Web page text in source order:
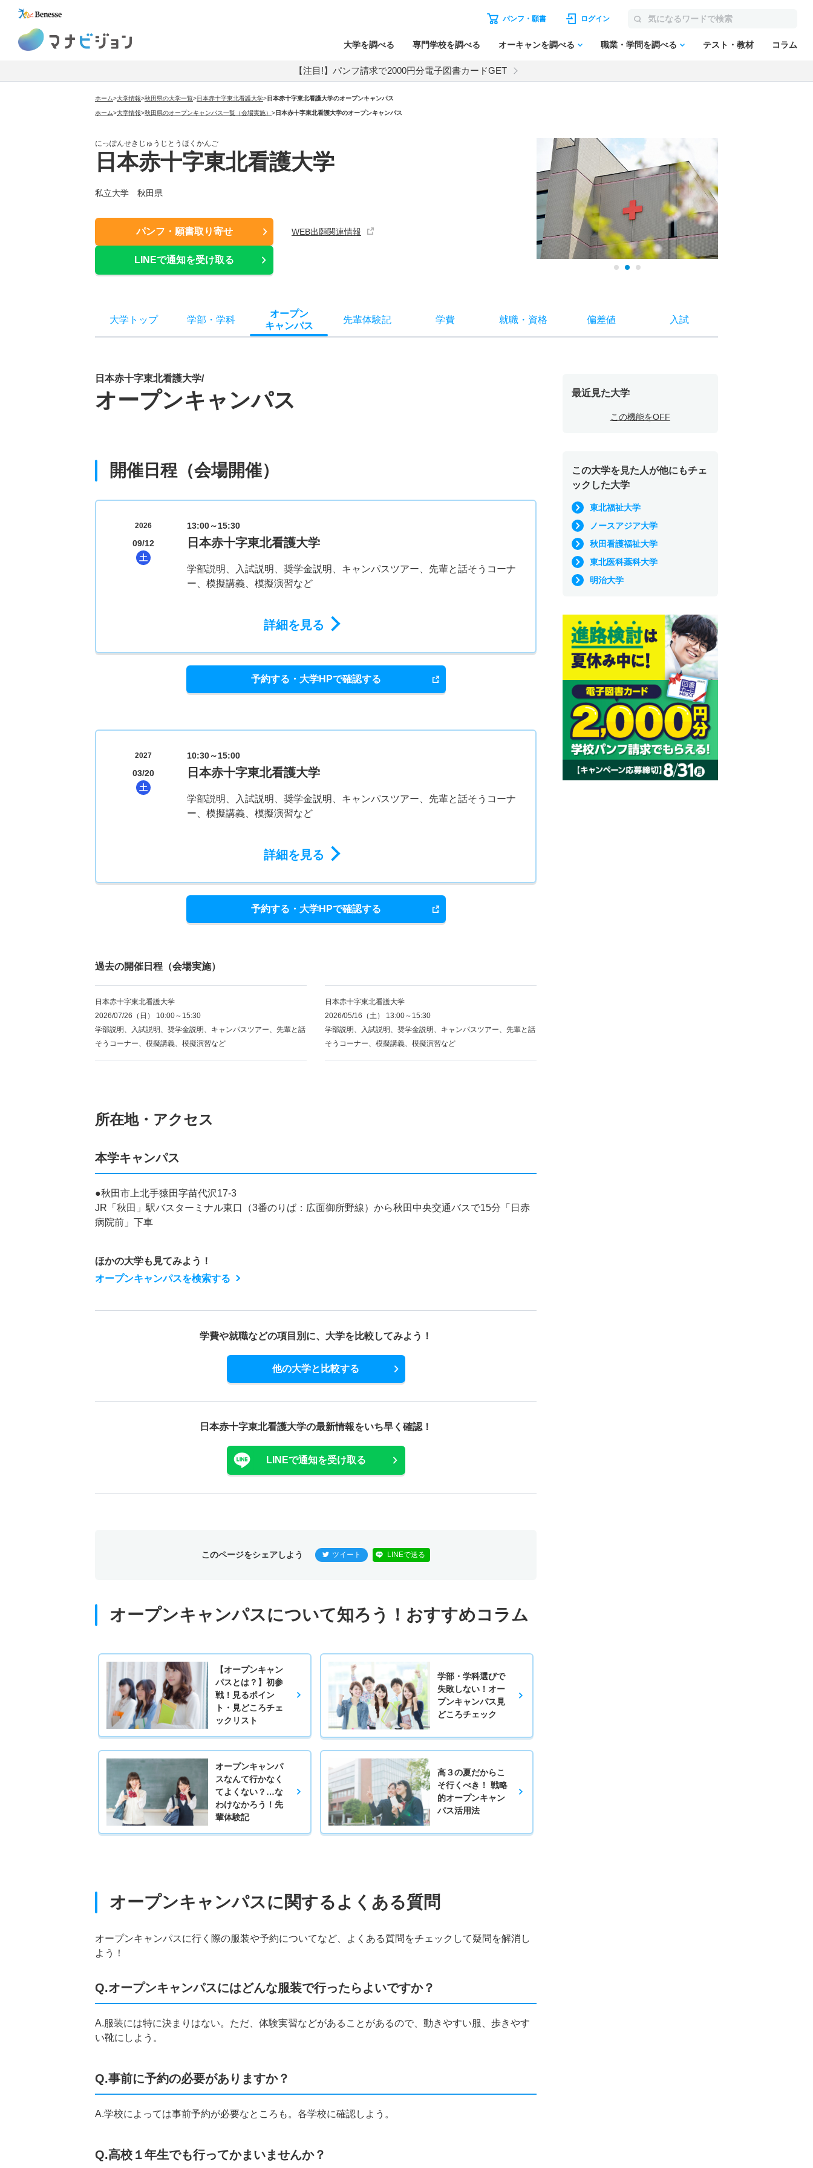
パンフ・願書 ログイン
大学を調べる 専門学校を調べる オーキャンを調べる 職業・学問を調べる テスト・教材 コラム
【注目!】パンフ請求で2000円分電子図書カードGET
ホーム>大学情報>秋田県の大学一覧>日本赤十字東北看護大学>日本赤十字東北看護大学のオープンキャンパス
ホーム>大学情報>秋田県のオープンキャンパス一覧（会場実施） >日本赤十字東北看護大学のオープンキャンパス
にっぽんせきじゅうじとうほくかんご
日本赤十字東北看護大学
私立大学 秋田県
パンフ・願書取り寄せ
LINEで通知を受け取る
WEB出願関連情報
大学トップ 学部 ・ 学科
オープン
キャンパス
先輩体験記 学費 就職・ 資格 偏差値 入試
日本赤十字東北看護大学/
オープンキャンパス
開催日程（会場開催）
2026
09/12
土
13:00～15:30
日本赤十字東北看護大学
学部説明、入試説明、奨学金説明、キャンパスツアー、先輩と話そうコーナ
ー、模擬講義、模擬演習など
詳細を見る
予約する・大学HPで確認する
2027
03/20
土
10:30～15:00
日本赤十字東北看護大学
学部説明、入試説明、奨学金説明、キャンパスツアー、先輩と話そうコーナ
ー、模擬講義、模擬演習など
詳細を見る
予約する・大学HPで確認する
過去の開催日程（会場実施）
日本赤十字東北看護大学
2026/07/26（日） 10:00～15:30
学部説明、入試説明、奨学金説明、キャンパスツアー、先輩と話
そうコーナー、模擬講義、模擬演習など
日本赤十字東北看護大学
2026/05/16（土） 13:00～15:30
学部説明、入試説明、奨学金説明、キャンパスツアー、先輩と話
そうコーナー、模擬講義、模擬演習など
所在地・アクセス
本学キャンパス
●秋田市上北手猿田字苗代沢17-3
JR「秋田」駅バスターミナル東口（3番のりば：広面御所野線）から秋田中央交通バスで15分「日赤
病院前」下車
ほかの大学も見てみよう！
オープンキャンパスを検索する
学費や就職などの項目別に、 大学を比較してみよう！
他の大学と比較する
日本赤十字東北看護大学の最新情報をいち早く確認！
LINEで通知を受け取る
このページをシェアしよう ツイート LINEで送る
オープンキャンパスについて知ろう！おすすめコラム
【オープンキャン
パスとは？】初参
戦！見るポイン
ト・見どころチェ
ックリスト
学部・学科選びで
失敗しない！オー
プンキャンパス見
どころチェック
オープンキャンパ
スなんて行かなく
てよくない？…な
わけなかろう！先
輩体験記
高３の夏だからこ
そ行くべき！ 戦略
的オープンキャン
パス活用法
オープンキャンパスに関するよくある質問
オープンキャンパスに行く際の服装や予約についてなど、よくある質問をチェックして疑問を解消し
よう！
Q.オープンキャンパスにはどんな服装で行ったらよいですか？
A.服装には特に決まりはない。ただ、体験実習などがあることがあるので、動きやすい服、歩きやす
い靴にしよう。
Q.事前に予約の必要がありますか？
A.学校によっては事前予約が必要なところも。各学校に確認しよう。
Q.高校１年生でも行ってかまいませんか？
最近見た大学
この機能をOFF
この大学を見た人が他にもチェ
ックした大学
東北福祉大学
ノースアジア大学
秋田看護福祉大学
東北医科薬科大学
明治大学